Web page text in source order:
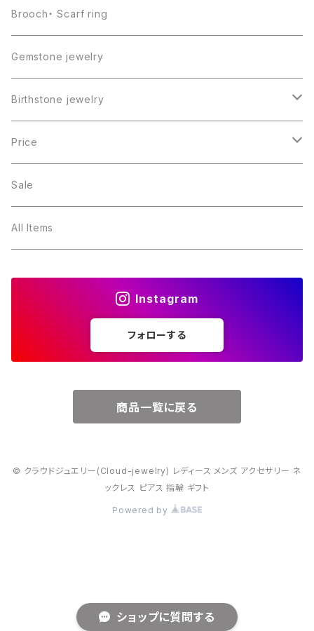
ショップに質問する
Brooch・ Scarf ring
Gemstone jewelry
Birthstone jewelry
１月・ガーネット
２月・アメジスト
３月・アクアマリン
Price
～5000円
～10000円
Sale
All Items
Instagram
フォローする
商品一覧に戻る
© クラウドジュエリー(Cloud-jewelry) レディース メンズ アクセサリー ネ
ックレス ピアス 指輪 ギフト
Powered by